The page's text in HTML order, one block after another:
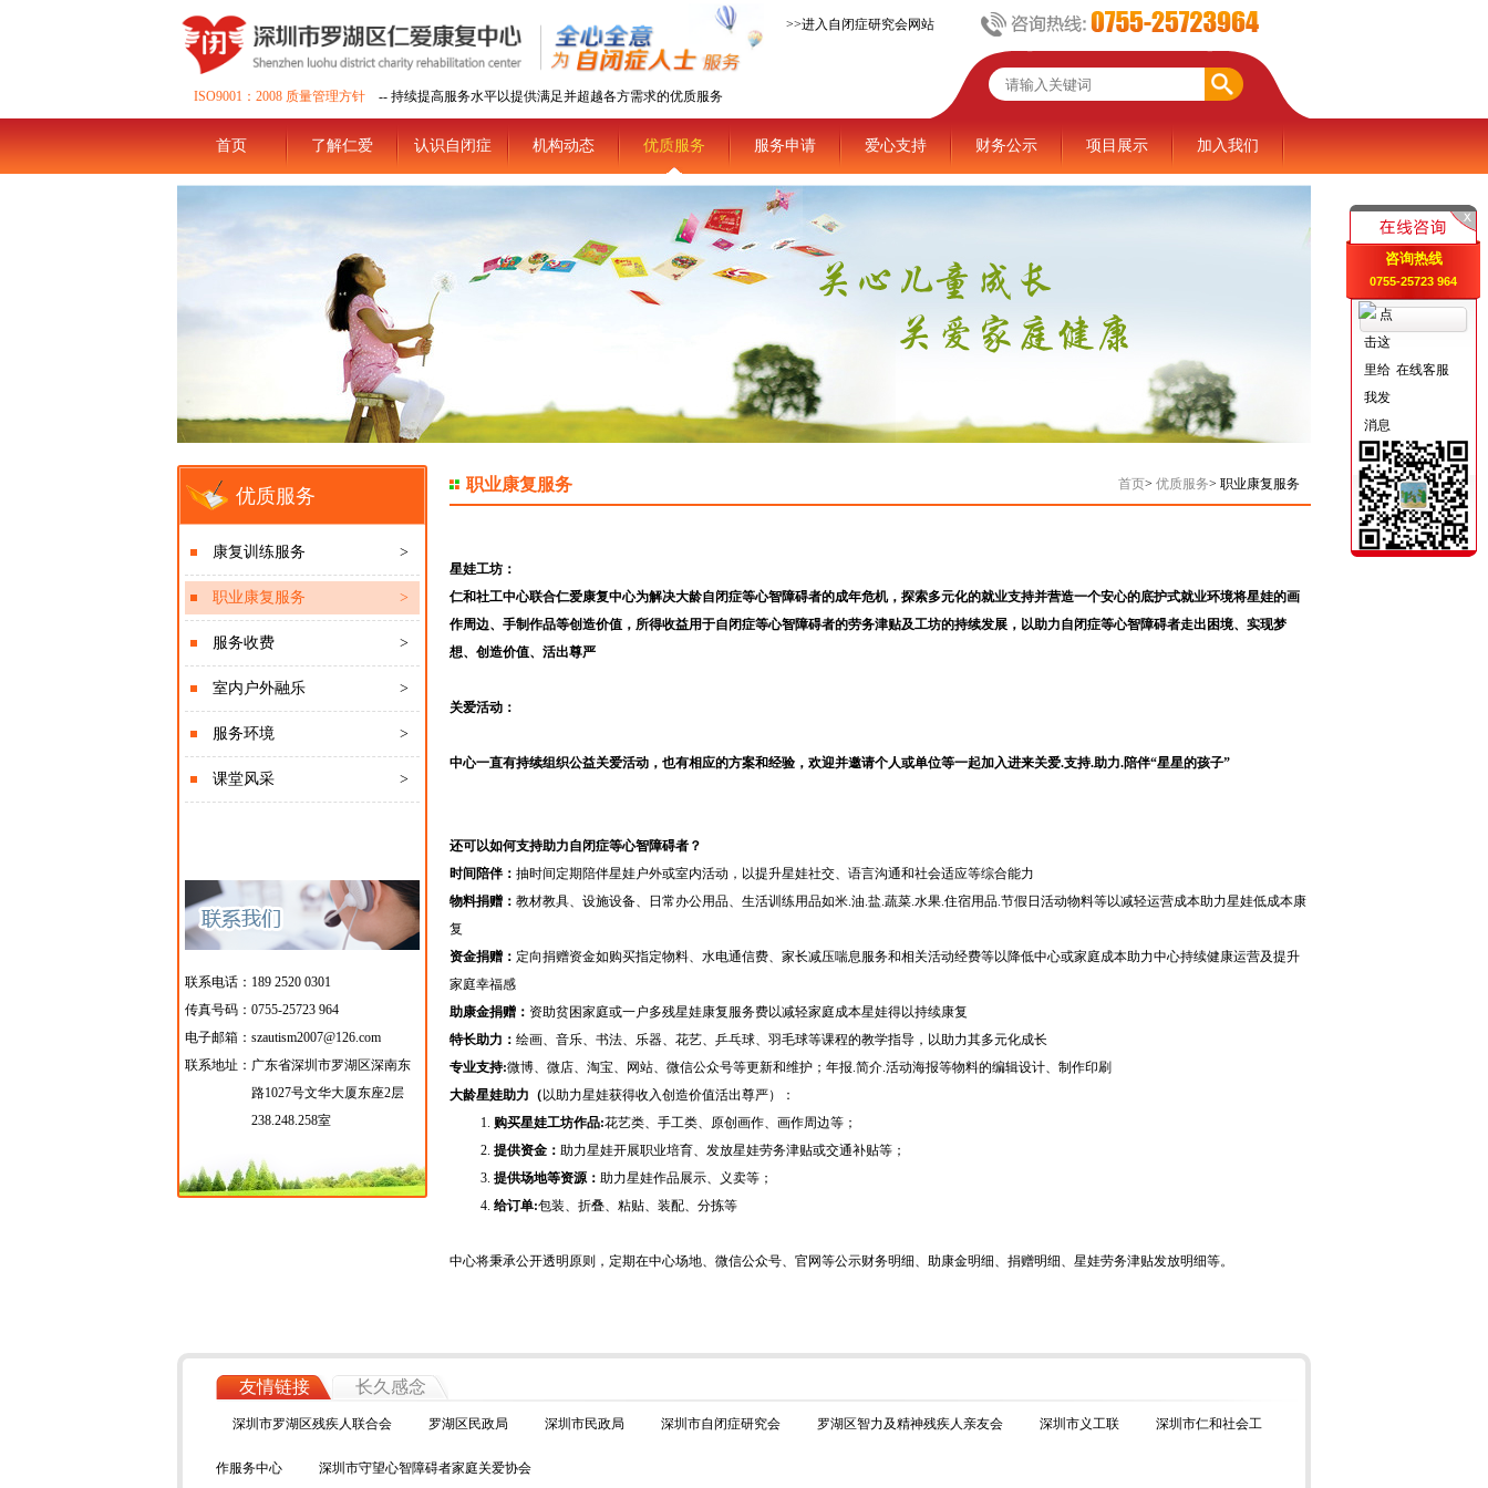
>>进入自闭症研究会网站
ISO9001：2008 质量管理方针 -- 持续提高服务水平以提供满足并超越各方需求的优质服务
首页 了解仁爱 认识自闭症 机构动态 优质服务 服务申请 爱心支持 财务公示 项目展示 加入我们
优质服务
康复训练服务 >
职业康复服务 >
服务收费 >
室内户外融乐 >
服务环境 >
课堂风采 >
联系电话：189 2520 0301
传真号码：0755-25723 964
电子邮箱：szautism2007@126.com
联系地址： 广东省深圳市罗湖区深南东
路1027号文华大厦东座2层
238.248.258室
职业康复服务 首页> 优质服务> 职业康复服务
星娃工坊：
仁和社工中心联合仁爱康复中心为解决大龄自闭症等心智障碍者的成年危机，探索多元化的就业支持并营造一个安心的底护式就业环境将星娃的画
作周边、手制作品等创造价值，所得收益用于自闭症等心智障碍者的劳务津贴及工坊的持续发展，以助力自闭症等心智障碍者走出困境、实现梦
想、创造价值、活出尊严
关爱活动：
中心一直有持续组织公益关爱活动，也有相应的方案和经验，欢迎并邀请个人或单位等一起加入进来关爱.支持.助力.陪伴“星星的孩子”
还可以如何支持助力自闭症等心智障碍者？
时间陪伴： 抽时间定期陪伴星娃户外或室内活动，以提升星娃社交、语言沟通和社会适应等综合能力
物料捐赠： 教材教具、设施设备、日常办公用品、生活训练用品如米.油.盐.蔬菜.水果.住宿用品.节假日活动物料等以减轻运营成本助力星娃低成本康
复
资金捐赠： 定向捐赠资金如购买指定物料、水电通信费、家长减压喘息服务和相关活动经费等以降低中心或家庭成本助力中心持续健康运营及提升
家庭幸福感
助康金捐赠： 资助贫困家庭或一户多残星娃康复服务费以减轻家庭成本星娃得以持续康复
特长助力： 绘画、音乐、书法、乐器、花艺、乒乓球、羽毛球等课程的教学指导，以助力其多元化成长
专业支持:微博、微店、淘宝、网站、微信公众号等更新和维护；年报.简介.活动海报等物料的编辑设计、制作印刷
大龄星娃助力（ 以助力星娃获得收入创造价值活出尊严）：
1. 购买星娃工坊作品:花艺类、手工类、原创画作、画作周边等；
2.提供资金：助力星娃开展职业培育、发放星娃劳务津贴或交通补贴等；
3.提供场地等资源：助力星娃作品展示、义卖等；
4.给订单:包装、折叠、粘贴、装配、分拣等
中心将秉承公开透明原则，定期在中心场地、微信公众号、官网等公示财务明细、助康金明细、捐赠明细、星娃劳务津贴发放明细等。
友情链接 长久感念
深圳市罗湖区残疾人联合会 罗湖区民政局 深圳市民政局 深圳市自闭症研究会 罗湖区智力及精神残疾人亲友会 深圳市义工联 深圳市仁和社会工
作服务中心 深圳市守望心智障碍者家庭关爱协会
咨询热线
0755-25723 964
在线客服